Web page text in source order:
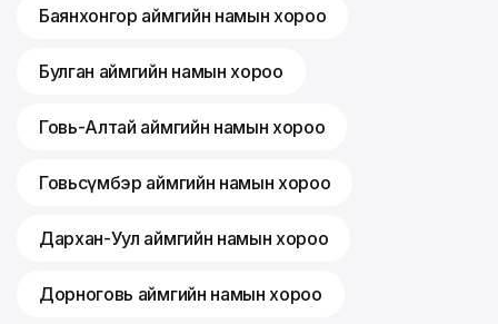
Баянхонгор аймгийн намын хороо
Булган аймгийн намын хороо
Говь-Алтай аймгийн намын хороо
Говьсүмбэр аймгийн намын хороо
Дархан-Уул аймгийн намын хороо
Дорноговь аймгийн намын хороо